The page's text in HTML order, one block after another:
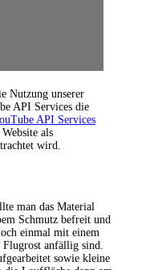
Nutzung unserer
API Services die
API Services
als
wird.
man das Material
Schmutz befreit und
einmal mit einem
anfällig sind.
sowie kleine